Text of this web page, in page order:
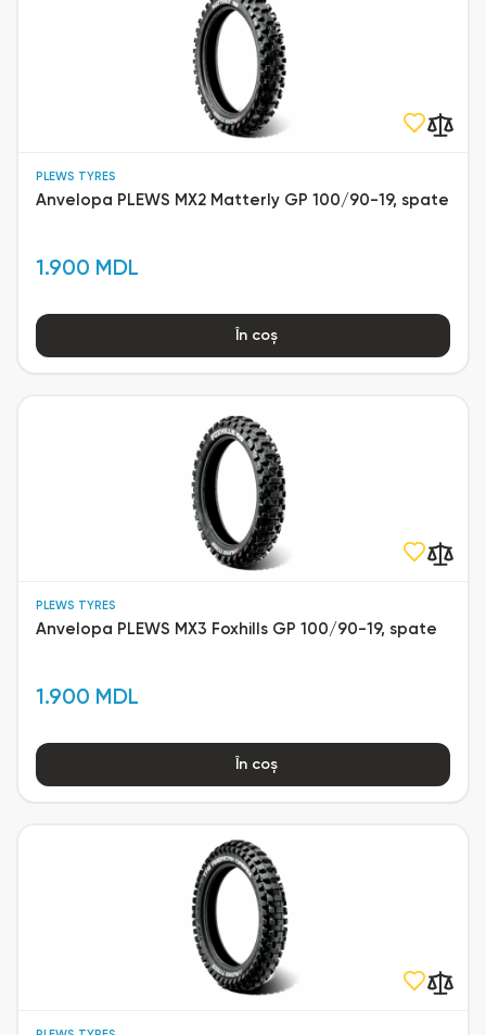
PLEWS TYRES
Anvelopa PLEWS MX2 Matterly GP 100/90-19, spate
1.900 MDL
În coș
PLEWS TYRES
Anvelopa PLEWS MX3 Foxhills GP 100/90-19, spate
1.900 MDL
În coș